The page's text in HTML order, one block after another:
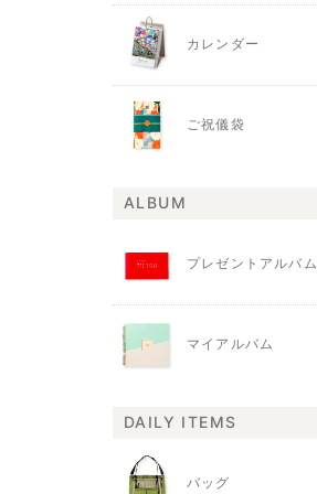
カレンダー
ご祝儀袋
ALBUM
プレゼントアルバム
マイアルバム
DAILY ITEMS
バッグ